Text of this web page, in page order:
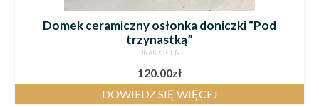
Domek ceramiczny osłonka doniczki “Pod
trzynastką”
BRAK OCEN
120.00zł
DOWIEDZ SIĘ WIĘCEJ